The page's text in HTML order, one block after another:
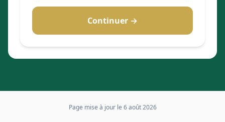
Continuer →
Page mise à jour le 6 août 2026